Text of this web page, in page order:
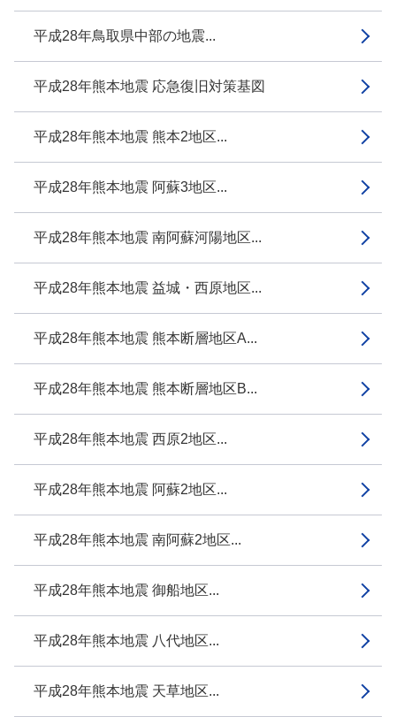
平成28年鳥取県中部の地震...
平成28年熊本地震 応急復旧対策基図
平成28年熊本地震 熊本2地区...
平成28年熊本地震 阿蘇3地区...
平成28年熊本地震 南阿蘇河陽地区...
平成28年熊本地震 益城・西原地区...
平成28年熊本地震 熊本断層地区A...
平成28年熊本地震 熊本断層地区B...
平成28年熊本地震 西原2地区...
平成28年熊本地震 阿蘇2地区...
平成28年熊本地震 南阿蘇2地区...
平成28年熊本地震 御船地区...
平成28年熊本地震 八代地区...
平成28年熊本地震 天草地区...